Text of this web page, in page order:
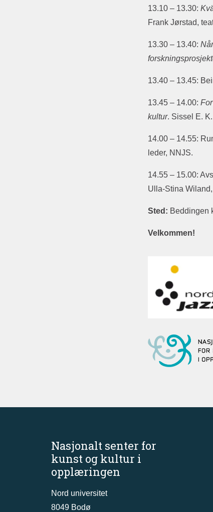
13.10 – 13.30:
Frank Jørstad,
13.30 – 13.40:
13.40 – 13.45:
13.45 – 14.00:
kultur. Sissel E.
14.00 – 14.55:
leder, NNJS.
14.55 – 15.00:
Ulla-Stina
Sted: Beddingen
Velkommen!
Nasjonalt senter for
kunst og kultur i
opplæringen
Nord universitet
8049 Bodø